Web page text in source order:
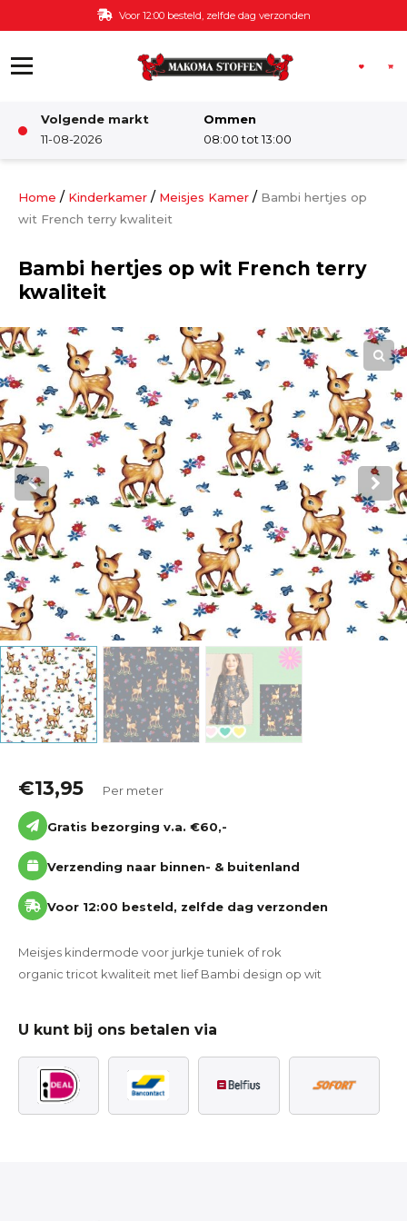
Ga naar de inhoud Voor 12:00 besteld, zelfde dag verzonden
Volgende markt
11-08-2026
Ommen
08:00 tot 13:00
Damesstoffen
Kinderkamer
Katoen
Grootverbruik
Tijdpakker stof
Home / Kinderkamer / Meisjes Kamer / Bambi hertjes op
wit French terry kwaliteit
Bambi hertjes op wit French terry
kwaliteit
€13,95 Per meter
Gratis bezorging v.a. €60,-
Verzending naar binnen- & buitenland
Voor 12:00 besteld, zelfde dag verzonden
Meisjes kindermode voor jurkje tuniek of rok
organic tricot kwaliteit met lief Bambi design op wit
U kunt bij ons betalen via